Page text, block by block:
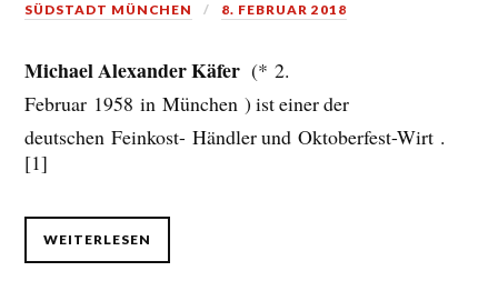
SÜDSTADT MÜNCHEN 8. FEBRUAR 2018
Michael Alexander Käfer (* 2.
Februar 1958 in München ) ist einer der
deutschen Feinkost- Händler und Oktoberfest-Wirt .
[1]
WEITERLESEN